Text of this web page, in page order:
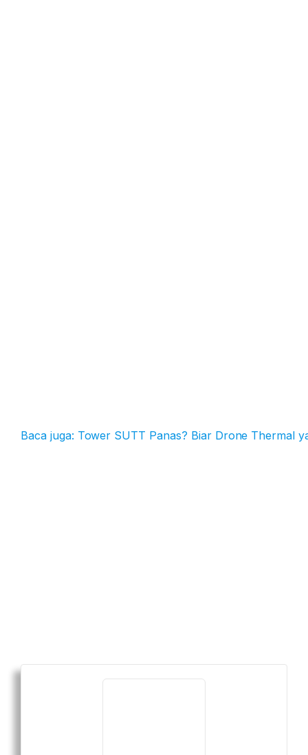
Baca juga: Tower SUTT Panas? Biar Drone Thermal